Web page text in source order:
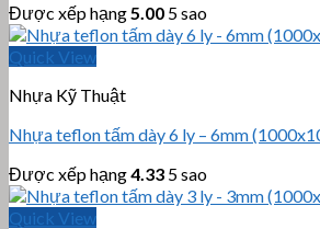
Được xếp hạng 5.00 5 sao
Quick View
Nhựa Kỹ Thuật
Nhựa teflon tấm dày 6 ly – 6mm
Được xếp hạng4.33 5 sao
Quick View